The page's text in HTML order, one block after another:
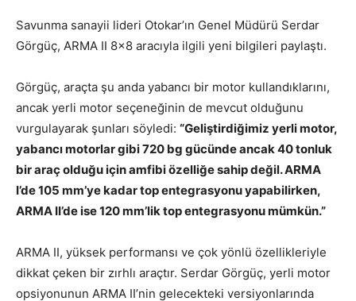
Savunma sanayii lideri Otokar’ın Genel Müdürü Serdar
Görgüç, ARMA II 8×8 aracıyla ilgili yeni bilgileri paylaştı.
Görgüç, araçta şu anda yabancı bir motor kullandıklarını,
ancak yerli motor seçeneğinin de mevcut olduğunu
vurgulayarak şunları söyledi: “Geliştirdiğimiz yerli motor,
yabancı motorlar gibi 720 bg gücünde ancak 40 tonluk
bir araç olduğu için amfibi özelliğe sahip değil. ARMA
I’de 105 mm’ye kadar top entegrasyonu yapabilirken,
ARMA II’de ise 120 mm’lik top entegrasyonu mümkün.”
ARMA II, yüksek performansı ve çok yönlü özellikleriyle
dikkat çeken bir zırhlı araçtır. Serdar Görgüç, yerli motor
opsiyonunun ARMA II’nin gelecekteki versiyonlarında